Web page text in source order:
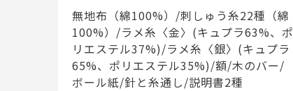
無地布（綿100%）/刺しゅう糸22種（綿
100%）/ラメ糸〈金〉(キュプラ63%、ポ
リエステル37%)/ラメ糸〈銀〉(キュプラ
65%、ポリエステル35%)/額/木のバー/
ボール紙/針と糸通し/説明書2種